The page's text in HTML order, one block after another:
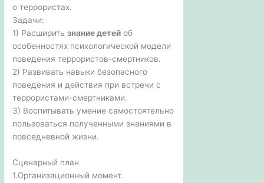
о террористах.
Задачи:
1) Расширитьзнание детей об
особенностях психологической модели
поведения террористов-смертников.
2) Развивать навыки безопасного
поведения и действия при встречи с
террористами-смертниками.
3) Воспитывать умение самостоятельно
пользоваться полученными знаниями в
повседневной жизни.
Сценарный план
1.Организационный момент.